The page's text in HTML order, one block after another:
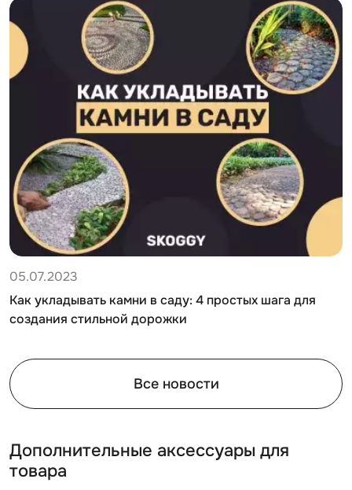
05.07.2023
Как укладывать камни в саду: 4 простых шага для
создания стильной дорожки
Все новости
Дополнительные аксессуары для
товара